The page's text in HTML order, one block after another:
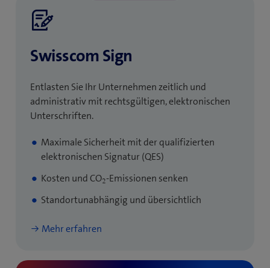
Swisscom Sign
Entlasten Sie Ihr Unternehmen zeitlich und
administrativ mit rechtsgültigen, elektronischen
Unterschriften.
Maximale Sicherheit mit der qualifizierten
elektronischen Signatur (QES)
Kosten und CO2-Emissionen senken
Standortunabhängig und übersichtlich
Mehr erfahren